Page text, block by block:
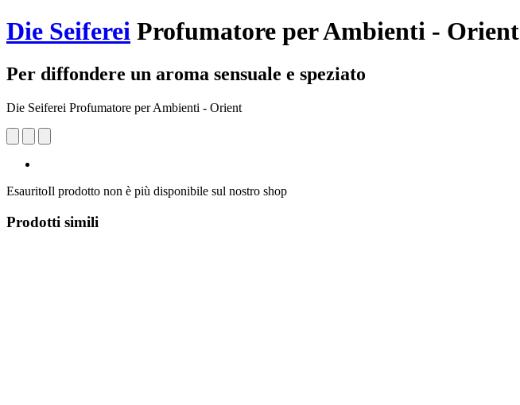
Die Seiferei Profumatore per Ambienti - Orient
Per diffondere un aroma sensuale e speziato
Die Seiferei Profumatore per Ambienti - Orient
EsauritoIl prodotto non è più disponibile sul nostro shop
Prodotti simili